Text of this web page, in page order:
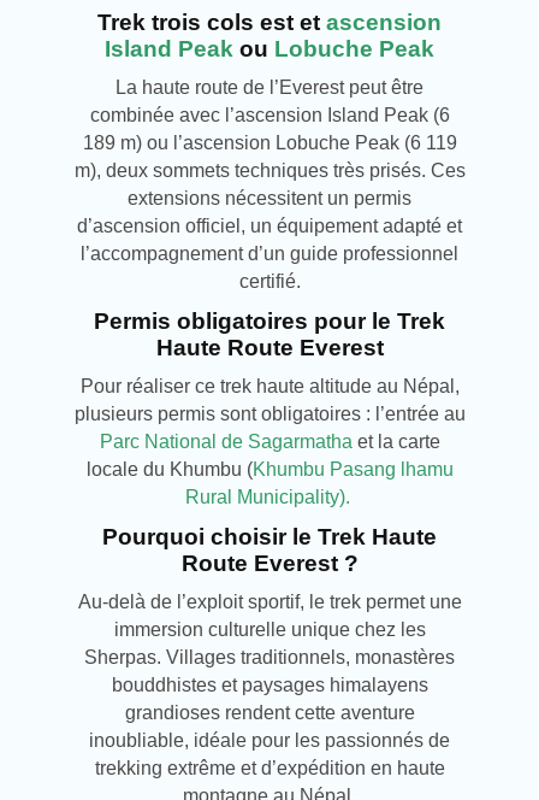
Trek trois cols est et ascension
Island Peak ou Lobuche Peak
La haute route de l’Everest peut être
combinée avec l’ascension Island Peak (6
189 m) ou l’ascension Lobuche Peak (6 119
m), deux sommets techniques très prisés. Ces
extensions nécessitent un permis
d’ascension officiel, un équipement adapté et
l’accompagnement d’un guide professionnel
certifié.
Permis obligatoires pour le Trek
Haute Route Everest
Pour réaliser ce trek haute altitude au Népal,
plusieurs permis sont obligatoires : l’entrée au
Parc National de Sagarmatha et la carte
locale du Khumbu (Khumbu Pasang lhamu
Rural Municipality).
Pourquoi choisir le Trek Haute
Route Everest ?
Au-delà de l’exploit sportif, le trek permet une
immersion culturelle unique chez les
Sherpas. Villages traditionnels, monastères
bouddhistes et paysages himalayens
grandioses rendent cette aventure
inoubliable, idéale pour les passionnés de
trekking extrême et d’expédition en haute
montagne au Népal.